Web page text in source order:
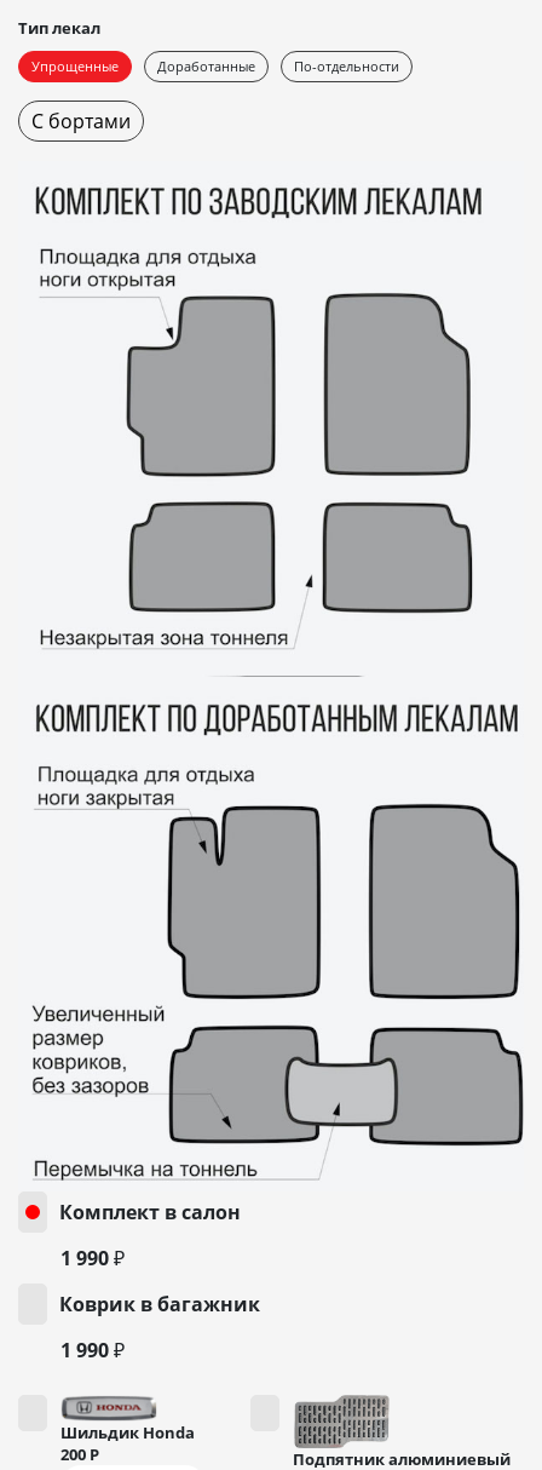
Тип лекал
Упрощенные Доработанные По-отдельности
С бортами
Комплект в салон
1 990 ₽
Коврик в багажник
1 990 ₽
Шильдик Honda
200 Р Подпятник алюминиевый